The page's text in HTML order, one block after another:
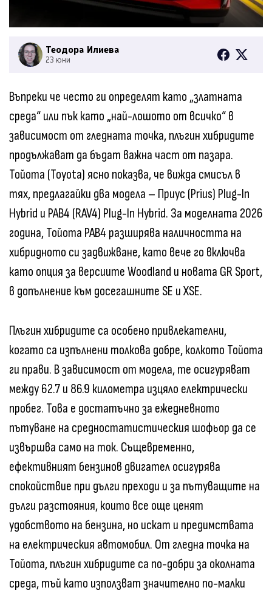
Теодора Илиева
23 юни
Въпреки че често ги определят като „златната
среда“ или пък като „най-лошото от всичко“ в
зависимост от гледната точка, плъгин хибридите
продължават да бъдат важна част от пазара.
Тойота (Toyota) ясно показва, че вижда смисъл в
тях, предлагайки два модела – Приус (Prius) Plug-In
Hybrid и РАВ4 (RAV4) Plug-In Hybrid. За моделната 2026
година, Тойота РАВ4 разширява наличността на
хибридното си задвижване, като вече го включва
като опция за версиите Woodland и новата GR Sport,
в допълнение към досегашните SE и XSE.
Плъгин хибридите са особено привлекателни,
когато са изпълнени толкова добре, колкото Тойота
ги прави. В зависимост от модела, те осигуряват
между 62.7 и 86.9 километра изцяло електрически
пробег. Това е достатъчно за ежедневното
пътуване на средностатистическия шофьор да се
извършва само на ток. Същевременно,
ефективният бензинов двигател осигурява
спокойствие при дълги преходи и за пътуващите на
дълги разстояния, които все още ценят
удобството на бензина, но искат и предимствата
на електрическия автомобил. От гледна точка на
Тойота, плъгин хибридите са по-добри за околната
среда, тъй като използват значително по-малки